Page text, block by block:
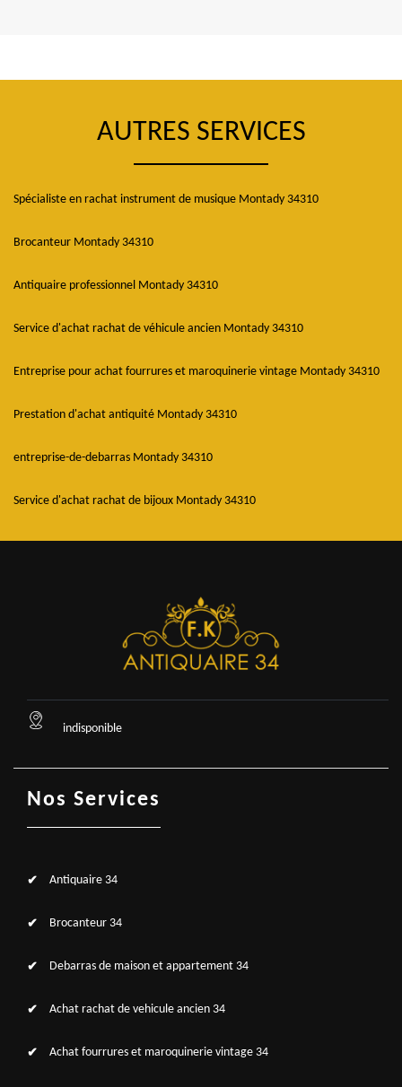
AUTRES SERVICES
Spécialiste en rachat instrument de musique Montady 34310
Brocanteur Montady 34310
Antiquaire professionnel Montady 34310
Service d'achat rachat de véhicule ancien Montady 34310
Entreprise pour achat fourrures et maroquinerie vintage Montady 34310
Prestation d'achat antiquité Montady 34310
entreprise-de-debarras Montady 34310
Service d'achat rachat de bijoux Montady 34310
indisponible
Nos Services
Antiquaire 34
Brocanteur 34
Debarras de maison et appartement 34
Achat rachat de vehicule ancien 34
Achat fourrures et maroquinerie vintage 34